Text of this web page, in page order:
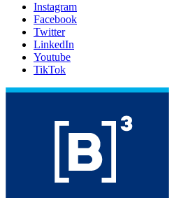
Instagram
Facebook
Twitter
LinkedIn
Youtube
TikTok